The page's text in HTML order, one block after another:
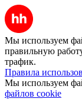
Мы используем
правильную
трафик.
Правила
Мы используем
файлов cookie